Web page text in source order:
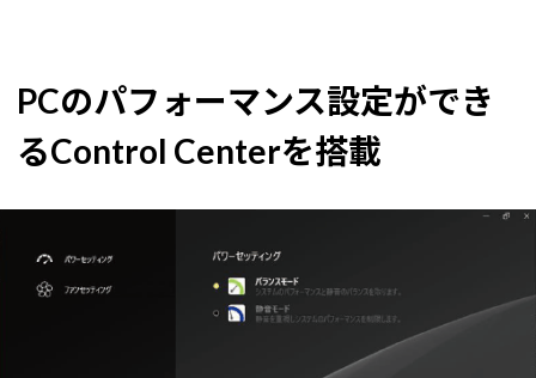
PCのパフォーマンス設定ができ
るControl Centerを搭載